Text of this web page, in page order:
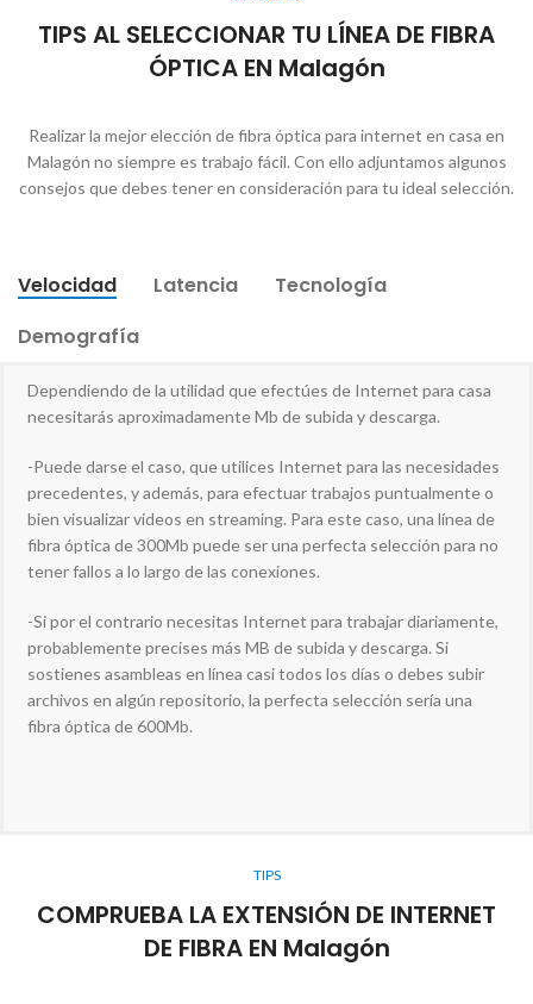
TIPS AL SELECCIONAR TU LÍNEA DE FIBRA
ÓPTICA EN Malagón
Realizar la mejor elección de fibra óptica para internet en casa en
Malagón no siempre es trabajo fácil. Con ello adjuntamos algunos
consejos que debes tener en consideración para tu ideal selección.
Velocidad Latencia
Tecnología
Demografía
Dependiendo de la utilidad que efectúes de Internet para casa
necesitarás aproximadamente Mb de subida y descarga.
-Puede darse el caso, que utilices Internet para las necesidades
precedentes, y además, para efectuar trabajos puntualmente o
bien visualizar videos en streaming. Para este caso, una línea de
fibra óptica de 300Mb puede ser una perfecta selección para no
tener fallos a lo largo de las conexiones.
-Si por el contrario necesitas Internet para trabajar diariamente,
probablemente precises más MB de subida y descarga. Si
sostienes asambleas en línea casi todos los días o debes subir
archivos en algún repositorio, la perfecta selección sería una
fibra óptica de 600Mb.
TIPS
COMPRUEBA LA EXTENSIÓN DE INTERNET
DE FIBRA EN Malagón